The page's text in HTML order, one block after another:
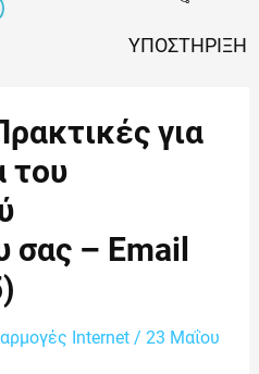
ΥΠΟΣΤΉΡΙΞΗ
για
του
σας – Email
Internet/ 23 Μαΐου